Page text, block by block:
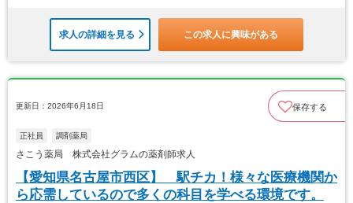
求人の詳細を見る この求人に興味がある
更新日：2026年6月18日 保存する
正社員 調剤薬局
さこう薬局 株式会社グラムの薬剤師求人
【愛知県名古屋市西区】 駅チカ！様々な医療機関か
ら応需しているので多くの科目を学べる環境です。